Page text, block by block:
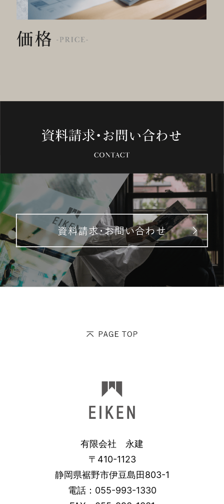
有限会社 永建
〒410-1123
静岡県裾野市伊豆島田803-1
電話： 055-993-1330